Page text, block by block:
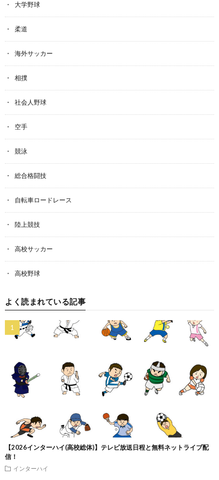
大学野球
柔道
海外サッカー
相撲
社会人野球
空手
競泳
総合格闘技
自転車ロードレース
陸上競技
高校サッカー
高校野球
よく読まれている記事
【2026インターハイ(高校総体)】テレビ放送日程と無料ネットライブ配
信！
インターハイ